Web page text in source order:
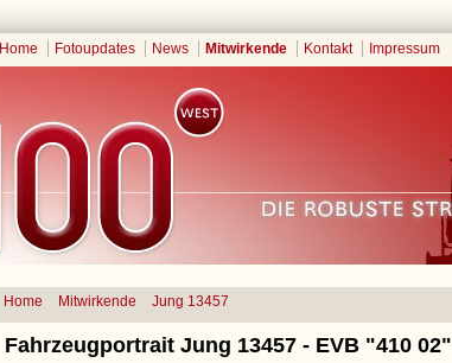
Home Fotoupdates News Mitwirkende Kontakt Impressum
Home Mitwirkende Jung 13457
Fahrzeugportrait Jung 13457 - EVB "410 02"